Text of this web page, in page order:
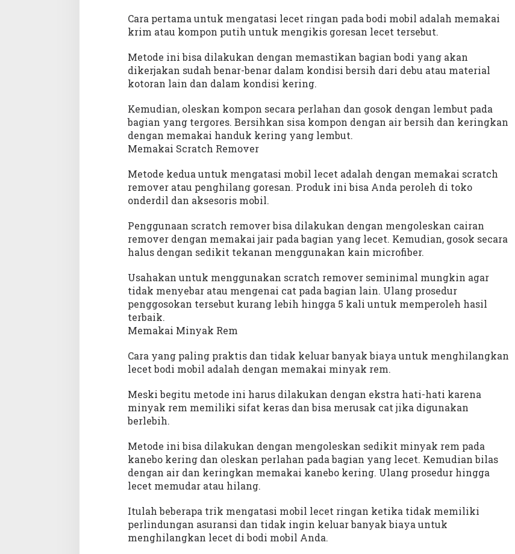
Cara pertama untuk mengatasi lecet ringan pada bodi mobil adalah memakai
krim atau kompon putih untuk mengikis goresan lecet tersebut.
Metode ini bisa dilakukan dengan memastikan bagian bodi yang akan
dikerjakan sudah benar-benar dalam kondisi bersih dari debu atau material
kotoran lain dan dalam kondisi kering.
Kemudian, oleskan kompon secara perlahan dan gosok dengan lembut pada
bagian yang tergores. Bersihkan sisa kompon dengan air bersih dan keringkan
dengan memakai handuk kering yang lembut.
Memakai Scratch Remover
Metode kedua untuk mengatasi mobil lecet adalah dengan memakai scratch
remover atau penghilang goresan. Produk ini bisa Anda peroleh di toko
onderdil dan aksesoris mobil.
Penggunaan scratch remover bisa dilakukan dengan mengoleskan cairan
remover dengan memakai jair pada bagian yang lecet. Kemudian, gosok secara
halus dengan sedikit tekanan menggunakan kain microfiber.
Usahakan untuk menggunakan scratch remover seminimal mungkin agar
tidak menyebar atau mengenai cat pada bagian lain. Ulang prosedur
penggosokan tersebut kurang lebih hingga 5 kali untuk memperoleh hasil
terbaik.
Memakai Minyak Rem
Cara yang paling praktis dan tidak keluar banyak biaya untuk menghilangkan
lecet bodi mobil adalah dengan memakai minyak rem.
Meski begitu metode ini harus dilakukan dengan ekstra hati-hati karena
minyak rem memiliki sifat keras dan bisa merusak cat jika digunakan
berlebih.
Metode ini bisa dilakukan dengan mengoleskan sedikit minyak rem pada
kanebo kering dan oleskan perlahan pada bagian yang lecet. Kemudian bilas
dengan air dan keringkan memakai kanebo kering. Ulang prosedur hingga
lecet memudar atau hilang.
Itulah beberapa trik mengatasi mobil lecet ringan ketika tidak memiliki
perlindungan asuransi dan tidak ingin keluar banyak biaya untuk
menghilangkan lecet di bodi mobil Anda.